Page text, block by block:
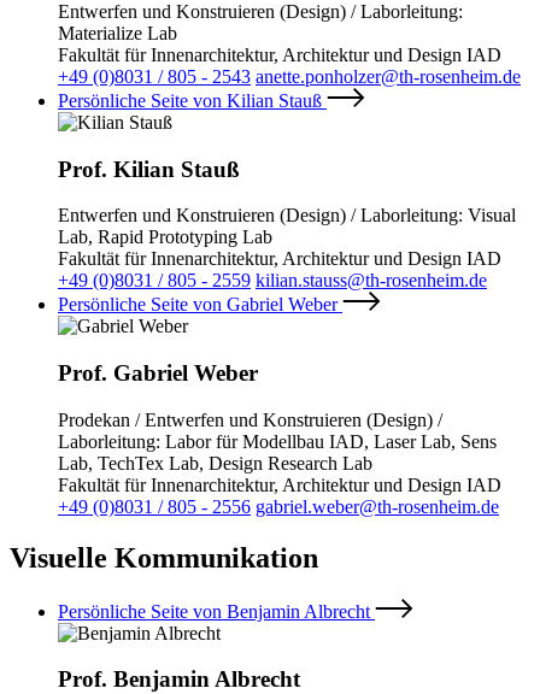
Entwerfen und Konstruieren (Design) / Laborleitung:
Materialize Lab
Fakultät für Innenarchitektur, Architektur und Design IAD
+49 (0)8031 / 805 - 2543 anette.ponholzer@th-rosenheim.de
Persönliche Seite von Kilian Stauß
Prof. Kilian Stauß
Entwerfen und Konstruieren (Design) / Laborleitung: Visual
Lab, Rapid Prototyping Lab
Fakultät für Innenarchitektur, Architektur und Design IAD
+49 (0)8031 / 805 - 2559 kilian.stauss@th-rosenheim.de
Persönliche Seite von Gabriel Weber
Prof. Gabriel Weber
Prodekan / Entwerfen und Konstruieren (Design) /
Laborleitung: Labor für Modellbau IAD, Laser Lab, Sens
Lab, TechTex Lab, Design Research Lab
Fakultät für Innenarchitektur, Architektur und Design IAD
+49 (0)8031 / 805 - 2556 gabriel.weber@th-rosenheim.de
Visuelle Kommunikation
Persönliche Seite von Benjamin Albrecht
Prof. Benjamin Albrecht